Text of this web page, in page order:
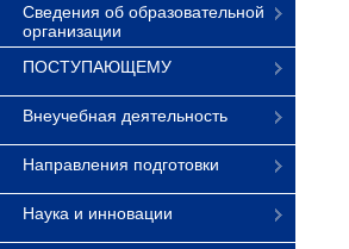
Сведения об образовательной
организации
ПОСТУПАЮЩЕМУ
Внеучебная деятельность
Направления подготовки
Наука и инновации